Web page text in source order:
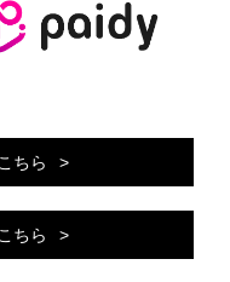
ちら
ちら